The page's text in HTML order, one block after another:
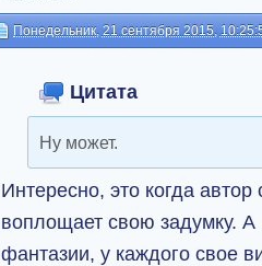
Понедельник, 21 сентября 2015,
Цитата
Ну может.
Интересно, это когда
воплощает свою задумку.
фантазии, у каждого свое